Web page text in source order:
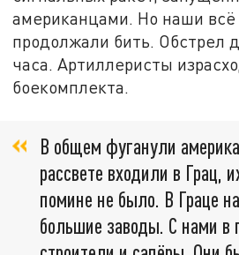
американцами. Но наши всё
продолжали бить. Обстрел
часа. Артиллеристы
боекомплекта.
В общем фуганули
рассвете входили в Грац,
помине не было. В Граце
большие заводы. С нами в